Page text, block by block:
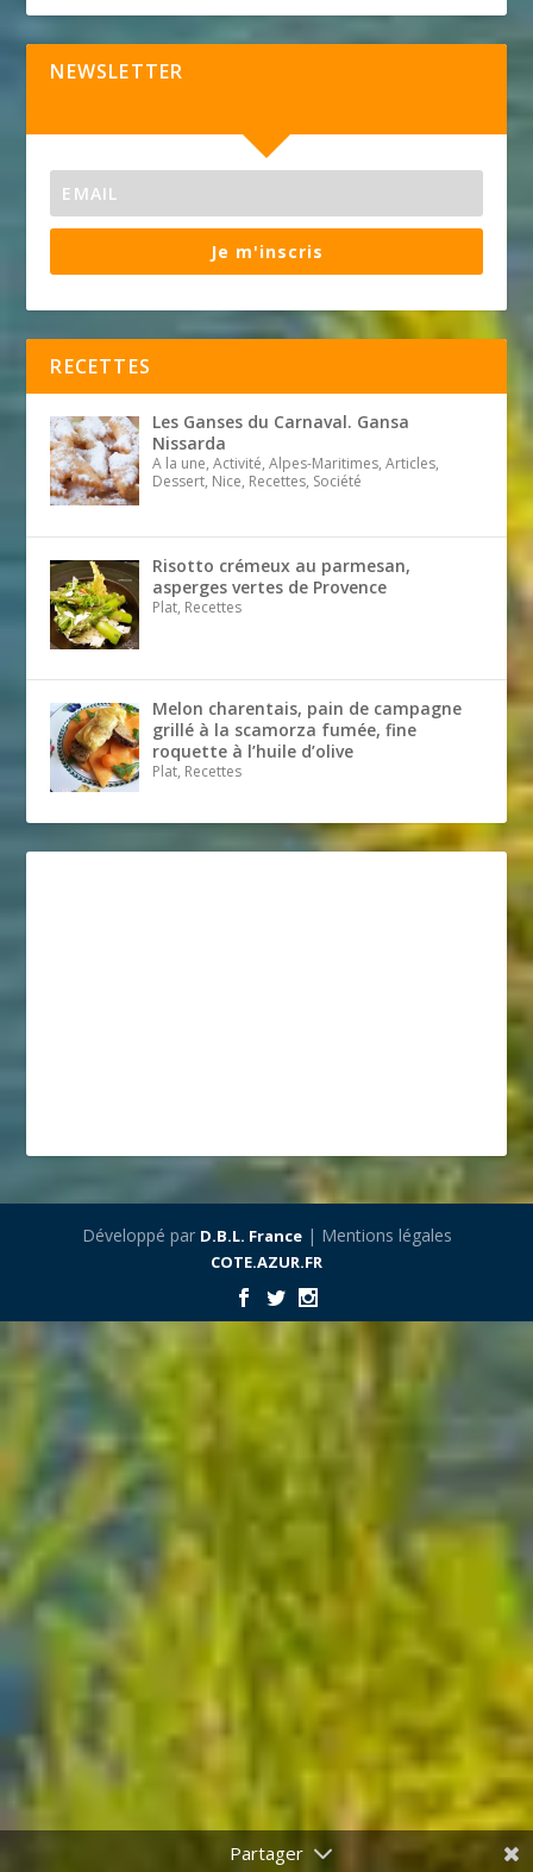
NEWSLETTER
Je m'inscris
RECETTES
Les Ganses du Carnaval. Gansa
Nissarda
A la une, Activité, Alpes-Maritimes, Articles,
Dessert, Nice, Recettes, Société
Risotto crémeux au parmesan,
asperges vertes de Provence
Plat, Recettes
Melon charentais, pain de campagne
grillé à la scamorza fumée, fine
roquette à l’huile d’olive
Plat, Recettes
Développé par D.B.L. France| Mentions légales
COTE.AZUR.FR